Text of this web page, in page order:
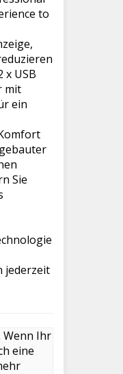
to
x USB
mit
ein
Sie
jederzeit
Wenn Ihr
eine